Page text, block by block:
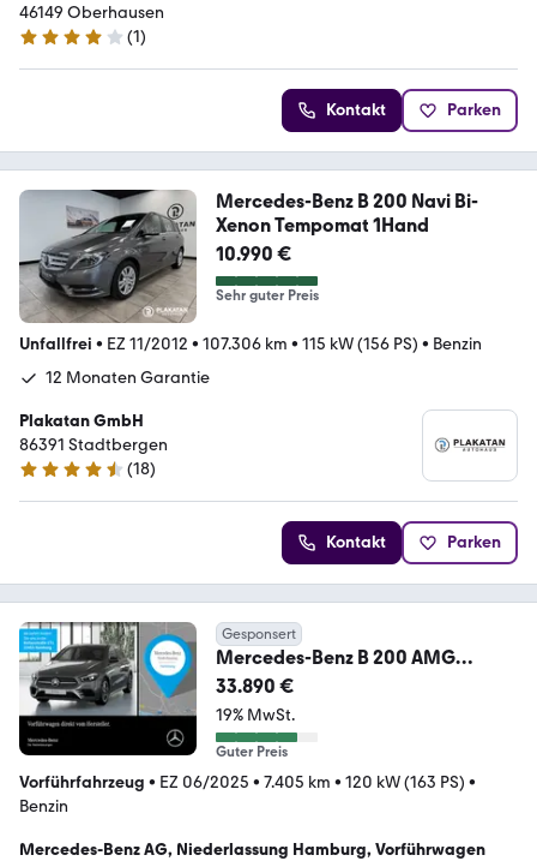
46149 Oberhausen
4 Sterne
(1)
Kontakt Parken
Mercedes-Benz B 200 Navi Bi-
Xenon Tempomat 1Hand
10.990 €
Sehr guter Preis
Unfallfrei • EZ 11/2012 • 107.306 km • 115 kW (156 PS) • Benzin
12 Monaten Garantie
Plakatan GmbH
86391 Stadtbergen
4.6 Sterne
(18)
Kontakt Parken
Gesponsert
Mercedes-Benz B 200 AMG
Advanced+/Night/Pano/360°/AH
K
33.890 €
19% MwSt.
Guter Preis
Vorführfahrzeug • EZ 06/2025 • 7.405 km • 120 kW (163 PS) •
Benzin
Mercedes-Benz AG, Niederlassung Hamburg, Vorführwagen